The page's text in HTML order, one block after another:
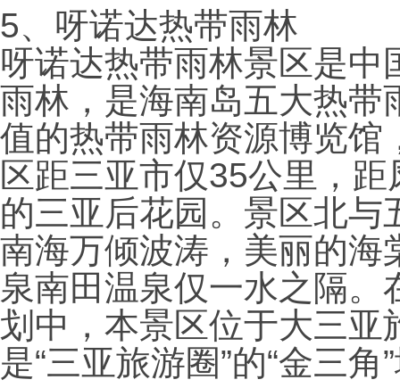
5、 呀诺达热带雨林
呀诺达热带雨林景区是
雨林，是海南岛五大热带
值的热带雨林资源博览馆
区距三亚市仅35公里，
的三亚后花园。景区北
南海万倾波涛，美丽的海
泉南田温泉仅一水之隔
划中，本景区位于大三亚
是“三亚旅游圈”的“金三角